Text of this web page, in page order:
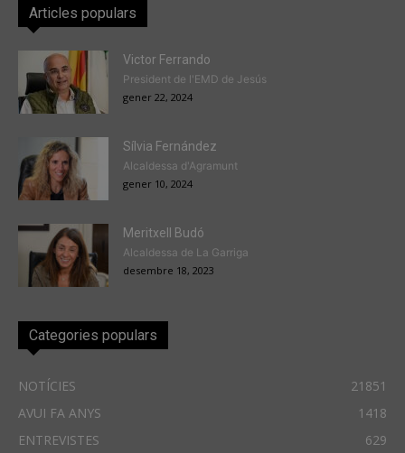
Articles populars
Victor Ferrando
President de l'EMD de Jesús
gener 22, 2024
Sílvia Fernández
Alcaldessa d'Agramunt
gener 10, 2024
Meritxell Budó
Alcaldessa de La Garriga
desembre 18, 2023
Categories populars
NOTÍCIES
21851
AVUI FA ANYS
1418
ENTREVISTES
629